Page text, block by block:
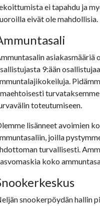
ei tapahdu ja
eivät ole mahdollisia.
asiakasmääriä
9:ään
toteutumiseen.
lisänneet avoimien
joilla
turvallisesti.
koko
snookerpöydän hallin